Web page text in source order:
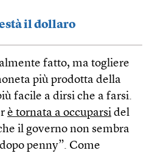
il dollaro
fatto, ma togliere
più prodotta della
facile a dirsi che a farsi.
è tornata a occuparsi del
il governo non sembra
penny”. Come